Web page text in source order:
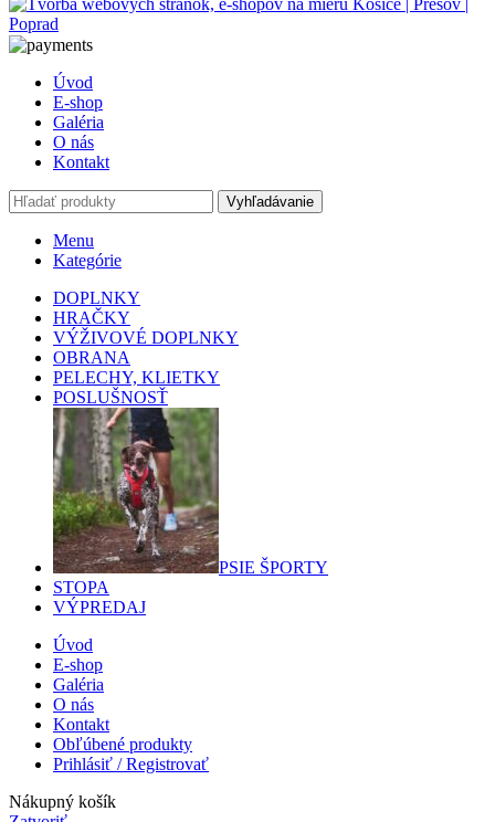
Úvod
E-shop
Galéria
O nás
Kontakt
Vyhľadávanie
Menu
Kategórie
DOPLNKY
HRAČKY
VÝŽIVOVÉ DOPLNKY
OBRANA
PELECHY, KLIETKY
POSLUŠNOSŤ
PSIE ŠPORTY
STOPA
VÝPREDAJ
Úvod
E-shop
Galéria
O nás
Kontakt
Obľúbené produkty
Prihlásiť / Registrovať
Nákupný košík